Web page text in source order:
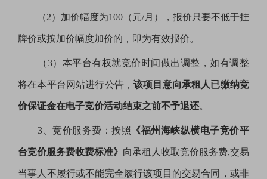
（2）加价幅度为100（元/月），报价只要不低于挂
牌价或按加价幅度加价的，即为有效报价。
（3）本平台有权就竞价时间做出调整，如有调整
将在本平台网站进行公告，该项目意向承租人已缴纳竞
价保证金在电子竞价活动结束之前不予退还。
3、竞价服务费：按照 《福州海峡纵横电子竞价平
台竞价服务费收费标准》 向承租人收取竞价服务费,交易
当事人不履行或不能完全履行该项目的交易合同，或非